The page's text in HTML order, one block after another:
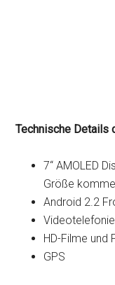
Technische Details
7“ AMOLED
Größe
Android 2.2
HD-Filme und
GPS